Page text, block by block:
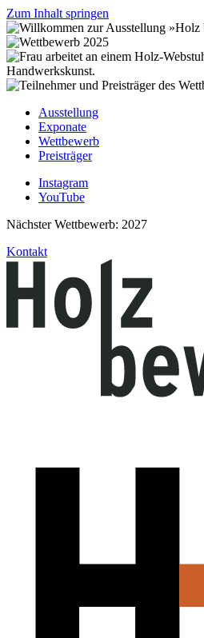
Zum Inhalt springen
Ausstellung
Exponate
Wettbewerb
Preisträger
Instagram
YouTube
Nächster Wettbewerb: 2027
Kontakt